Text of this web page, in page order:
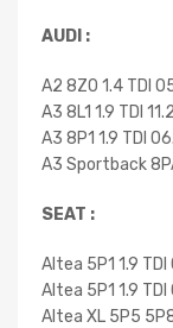
AUDI :
A2 8Z0 1.4 TDI
A3 8L1 1.9 TDI
A3 8P1 1.9 TDI
A3 Sportback
SEAT :
Altea 5P1 1.9
Altea 5P1 1.9
Altea XL 5P5